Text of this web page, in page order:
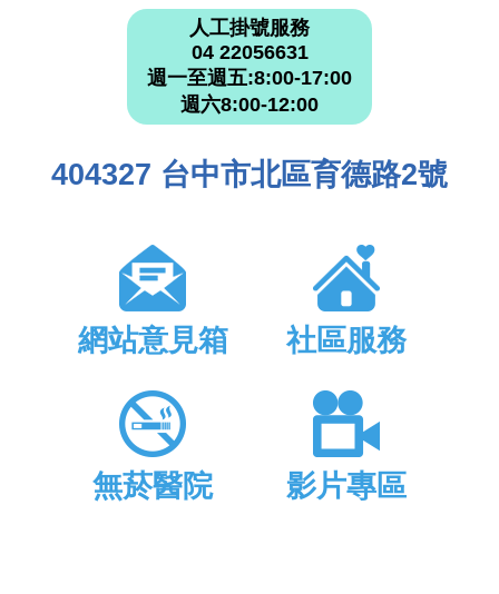
人工掛號服務
04 22056631
週一至週五:8:00-17:00
週六8:00-12:00
404327 台中市北區育德路2號
網站意見箱 社區服務
無菸醫院 影片專區